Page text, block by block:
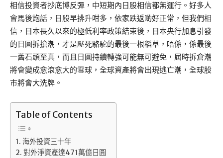
相信投資者抄底博反彈，中短期內日股相信都無運行。好多人
會馬後炮話，日股早排升咁多，依家跌返啲好正常，但我們相
信，日本長久以來的極低利率政策結束後，日本央行加息引發
的日圓拆搶潮，才是壓死駱駝的最後一根稻草，唔係，係最後
一舊石頭至真，而且日圓持續轉強可能無可避免，屆時拆倉潮
將會變成愈滾愈大的雪球，全球資產將會出現逃亡潮，全球股
市將會大洗牌。
Table of Contents
海外投資三十年
對外淨資產達471萬億日圓